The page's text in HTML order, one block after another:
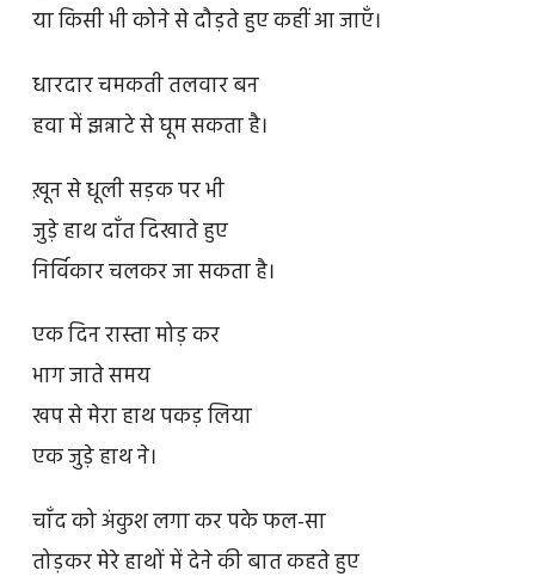
या किसी भी कोने से दौड़ते हुए कहीं आ जाएँ।
धारदार चमकती तलवार बन
हवा में झन्नाटे से घूम सकता है।
ख़ून से धूली सड़क पर भी
जुड़े हाथ दाँत दिखाते हुए
निर्विकार चलकर जा सकता है।
एक दिन रास्ता मोड़ कर
भाग जाते समय
खप से मेरा हाथ पकड़ लिया
एक जुड़े हाथ ने।
चाँद को अंकुश लगा कर पके फल-सा
तोड़कर मेरे हाथों में देने की बात कहते हुए